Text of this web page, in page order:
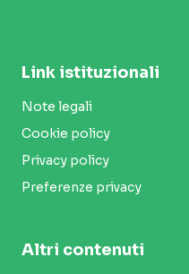
Link istituzionali
Note legali
Cookie policy
Privacy policy
Preferenze privacy
Altri contenuti